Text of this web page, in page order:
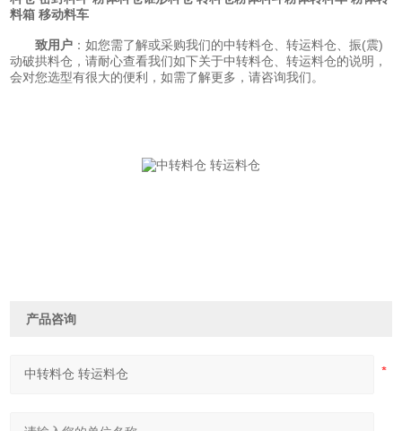
料箱 移动料车
致用户 ：如您需了解或采购我们的中转料仓、转运料仓、振(震)
动破拱料仓，请耐心查看我们如下关于中转料仓、转运料仓的说明，
会对您选型有很大的便利，如需了解更多，请咨询我们。
产品咨询